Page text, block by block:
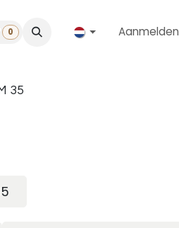
0 Aanmelden
35